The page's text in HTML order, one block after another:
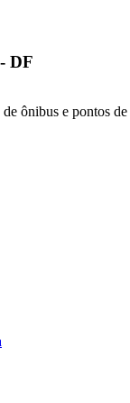
DF
ônibus e pontos de